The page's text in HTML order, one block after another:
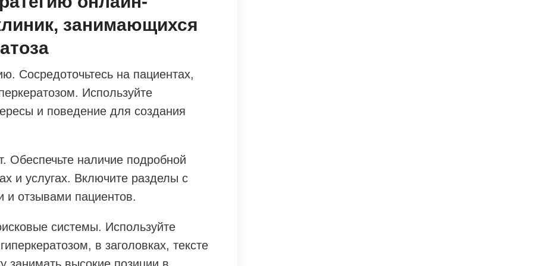
занимающихся
Сосредоточьтесь на пациентах,
Используйте
и поведение для создания
Обеспечьте наличие подробной
и услугах. Включите разделы с
и отзывами пациентов.
системы. Используйте
в заголовках, тексте